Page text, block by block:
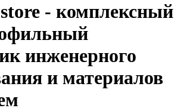
- комплексный
инженерного
и материалов